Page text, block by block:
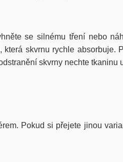
se silnému tření nebo
skvrnu rychle
skvrny nechte tkaninu
Pokud si přejete jinou